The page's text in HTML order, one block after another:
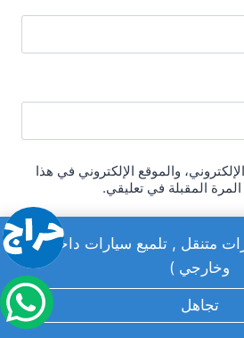
متنقل , تلميع سيارات داخلي
وخارجي )
تجاهل
والموقع الإلكتروني في هذا
المقبلة في تعليقي.